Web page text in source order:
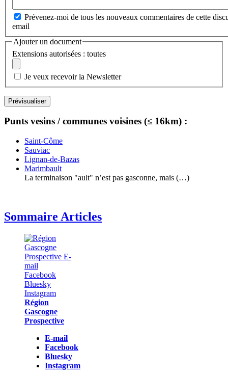
Prévenez-moi de tous les nouveaux commentaires de cette
email
Ajouter un document
Extensions autorisées : toutes
Je veux recevoir la Newsletter
Punts vesins / communes voisines (≤ 16km) :
Saint-Côme
Sauviac
Lignan-de-Bazas
Marimbault
La terminaison "ault" n’est pas gasconne, mais (…)
Sommaire Articles
Région
Gascogne
Prospective
E-mail
Facebook
Bluesky
Instagram